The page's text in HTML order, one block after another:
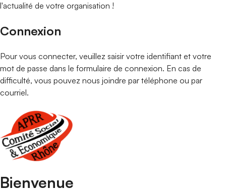
l'actualité de votre organisation !
Connexion
Pour vous connecter, veuillez saisir votre identifiant et votre
mot de passe dans le formulaire de connexion. En cas de
difficulté, vous pouvez nous joindre par téléphone ou par
courriel.
Portail de connexion
Bienvenue